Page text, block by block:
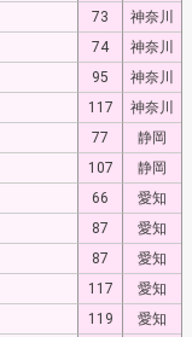
73
神奈川
74
神奈川
95
神奈川
117
神奈川
77
静岡
107 静岡
66
愛知
87
愛知
87
愛知
117
愛知
119
愛知